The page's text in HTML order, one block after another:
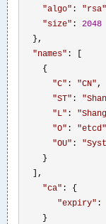
"algo" : "rsa"
"size" : 2048
  },
"names" : [
    {
"C" : "CN" ,
"ST" : "
"L" :
"O" : "etcd"
"OU" : "
    }
  ],
"ca" : {
"expiry" :
    }